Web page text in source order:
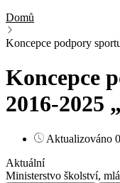
Domů
Koncepce podpory
Koncepce
2016-2025
Aktualizováno
Aktuální
Ministerstvo školství,